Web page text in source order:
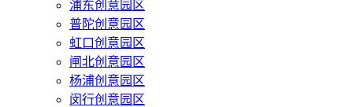
浦东创意园区
普陀创意园区
虹口创意园区
闸北创意园区
杨浦创意园区
闵行创意园区